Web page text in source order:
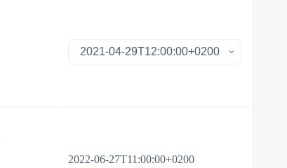
2022-06-27T11:00:00+0200